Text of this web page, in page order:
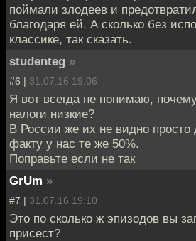
поймали злодеев и
благодаря ей. А сколько без
классике, так сказать.
studenteg »
#6 | 31.07.16 19:06
Я вот всегда не понимаю,
налоги низкие?
В России же их не видно просто
факту у нас те же 50%.
Поправьте если не так
GrUm »
#7 | 31.07.16 19:10
Это по сколько ж эпизодов вы
присест?